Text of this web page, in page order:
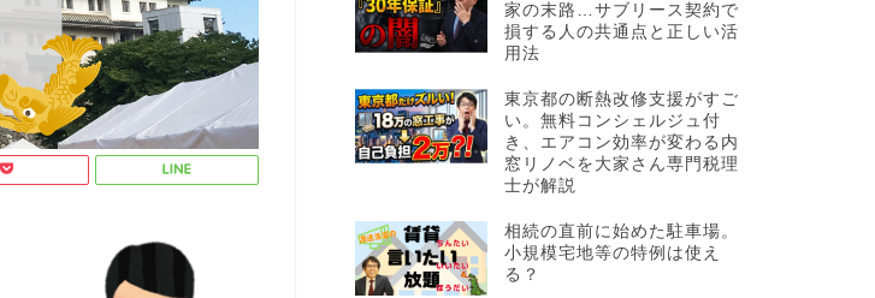
家の末路…サブリース契約で
損する人の共通点と正しい活
用法
東京都の断熱改修支援がすご
い。無料コンシェルジュ付
き、エアコン効率が変わる内
窓リノベを大家さん専門税理
士が解説
相続の直前に始めた駐車場。
小規模宅地等の特例は使え
る？